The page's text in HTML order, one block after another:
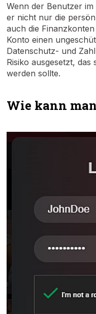
Wenn der Benutzer
er nicht nur die
auch die
Konto einen
Datenschutz- und
Risiko ausgesetzt,
werden sollte.
Wie kann